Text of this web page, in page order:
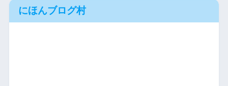
にほんブログ村